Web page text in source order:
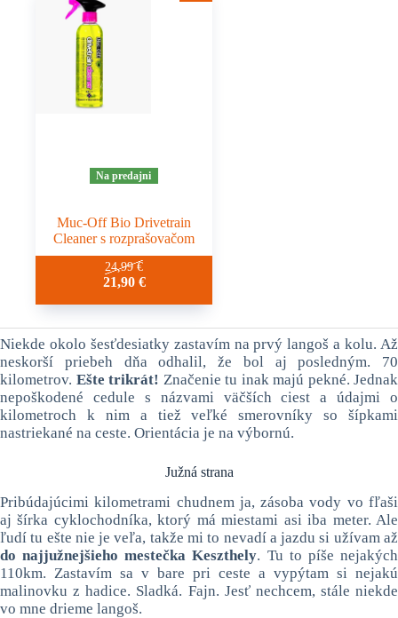
Na predajni
Muc-Off Bio Drivetrain
Cleaner s rozprašovačom
24,99€
21,90 €
Niekde okolo šesťdesiatky zastavím na prvý langoš a kolu. Až
neskorší priebeh dňa odhalil, že bol aj posledným. 70
kilometrov. Ešte trikrát! Značenie tu inak majú pekné. Jednak
nepoškodené cedule s názvami väčších ciest a údajmi o
kilometroch k nim a tiež veľké smerovníky so šípkami
nastriekané na ceste. Orientácia je na výbornú.
Južná strana
Pribúdajúcimi kilometrami chudnem ja, zásoba vody vo fľaši
aj šírka cyklochodníka, ktorý má miestami asi iba meter. Ale
ľudí tu ešte nie je veľa, takže mi to nevadí a jazdu si užívam až
do najjužnejšieho mestečka Keszthely. Tu to píše nejakých
110km. Zastavím sa v bare pri ceste a vypýtam si nejakú
malinovku z hadice. Sladká. Fajn. Jesť nechcem, stále niekde
vo mne drieme langoš.